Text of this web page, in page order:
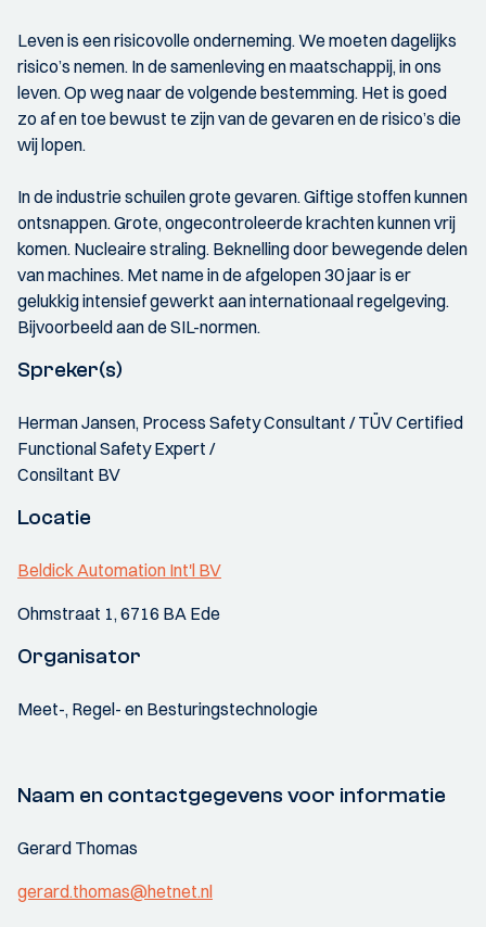
Leven is een risicovolle onderneming. We moeten dagelijks
risico’s nemen. In de samenleving en maatschappij, in ons
leven. Op weg naar de volgende bestemming. Het is goed
zo af en toe bewust te zijn van de gevaren en de risico’s die
wij lopen.
In de industrie schuilen grote gevaren. Giftige stoffen kunnen
ontsnappen. Grote, ongecontroleerde krachten kunnen vrij
komen. Nucleaire straling. Beknelling door bewegende delen
van machines. Met name in de afgelopen 30 jaar is er
gelukkig intensief gewerkt aan internationaal regelgeving.
Bijvoorbeeld aan de SIL-normen.
Spreker(s)
Herman Jansen, Process Safety Consultant / TÜV Certified
Functional Safety Expert /
Consiltant BV
Locatie
Beldick Automation Int'l BV
Ohmstraat 1, 6716 BA Ede
Organisator
Meet-, Regel- en Besturingstechnologie
Naam en contactgegevens voor informatie
Gerard Thomas
gerard.thomas@hetnet.nl